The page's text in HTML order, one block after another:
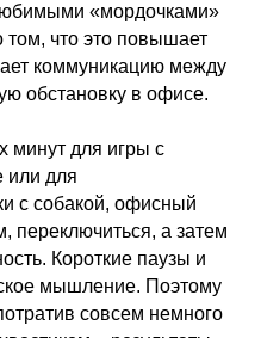
«мордочками»
том, что это повышает
коммуникацию между
обстановку в офисе.
минут для игры с
или для
с собакой, офисный
переключиться, а затем
Короткие паузы и
мышление. Поэтому
совсем немного